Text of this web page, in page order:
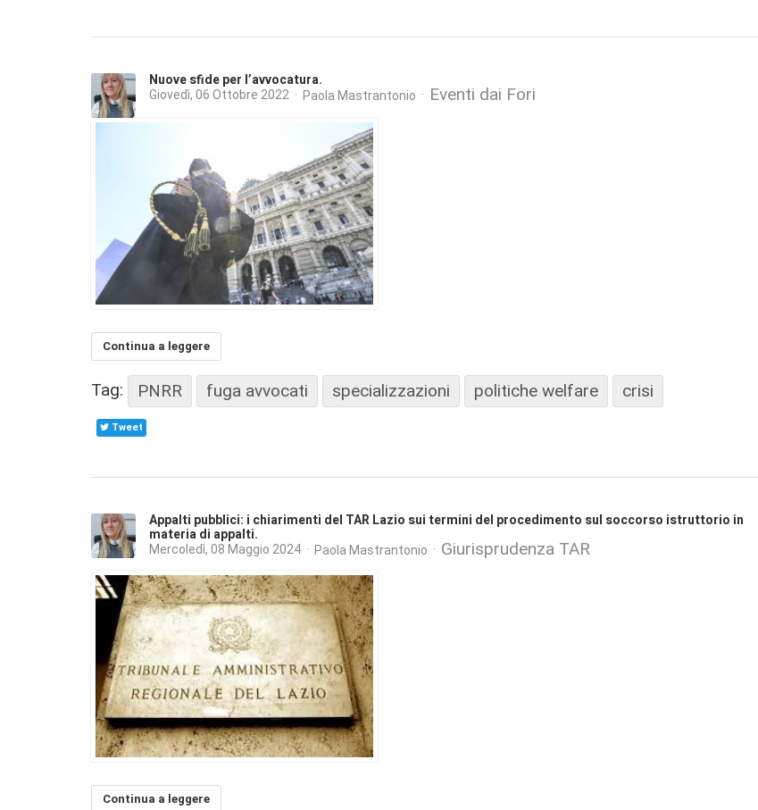
Nuove sfide per l’avvocatura.
Giovedì, 06 Ottobre 2022 Paola Mastrantonio Eventi dai Fori
Continua a leggere
Tag: PNRR fuga avvocati specializzazioni politiche welfare crisi
Tweet
Appalti pubblici: i chiarimenti del TAR Lazio sui termini del procedimento sul soccorso istruttorio in
materia di appalti.
Mercoledì, 08 Maggio 2024 Paola Mastrantonio Giurisprudenza TAR
Continua a leggere